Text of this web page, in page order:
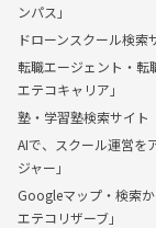
ンパス」
ドローンスクール検索
転職エージェント・転
エテコキャリア」
塾・学習塾検索サイト
AIで、スクール運営を
ジャー」
Googleマップ・検索
エテコリザーブ」